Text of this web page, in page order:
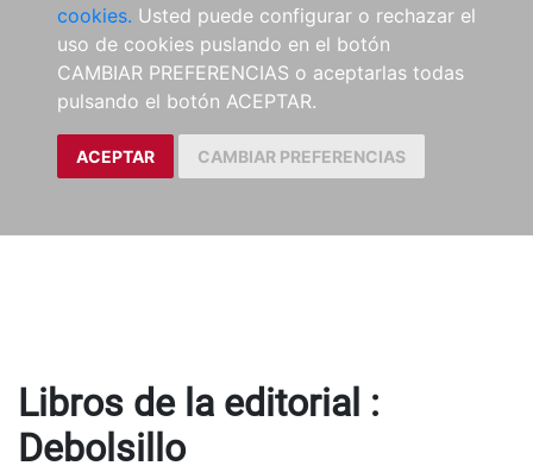
cookies. Usted puede configurar o rechazar el
uso de cookies puslando en el botón
CAMBIAR PREFERENCIAS o aceptarlas todas
pulsando el botón ACEPTAR.
ACEPTAR CAMBIAR PREFERENCIAS
Libros de la editorial :
Debolsillo